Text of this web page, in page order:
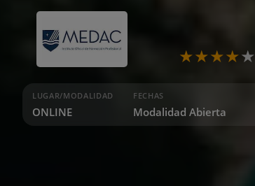
LUGAR/MODALIDAD
ONLINE
FECHAS
Modalidad Abierta